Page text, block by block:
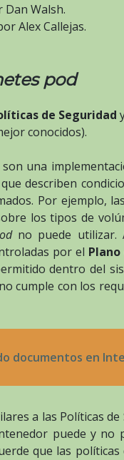
Dan Walsh.
Alex Callejas.
pod
de Seguridad
conocidos).
son una
describen
Por ejemplo,
los tipos de
no puede utilizar.
por el
dentro del
cumple con los
documentos en
a las Políticas
puede y no
que las